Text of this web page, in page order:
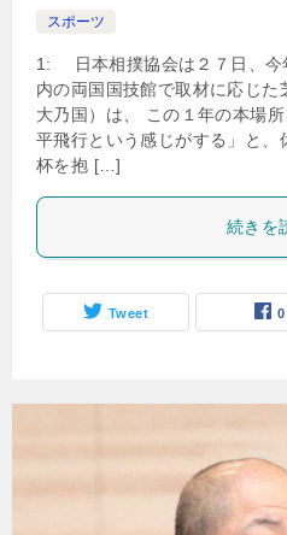
スポーツ
1: 日本相撲協会は２７日、今
内の両国国技館で取材に応じた
大乃国）は、 この１年の本場
平飛行という感じがする」と、
杯を抱 […]
続きを
Tweet 0